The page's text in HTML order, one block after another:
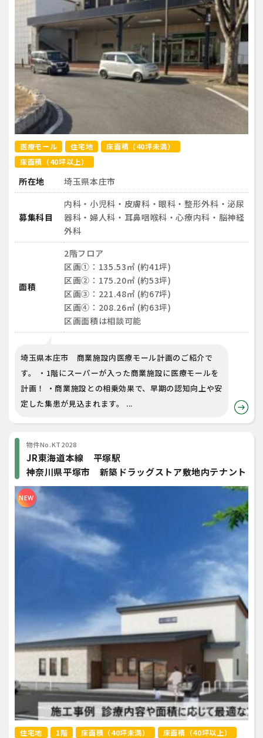
医療モール 住宅地
床面積（40坪未満）
床面積（40坪以上）
所在地 埼玉県本庄市
募集科目
内科・小児科・皮膚科・眼科・整形外科・泌尿
器科・婦人科・耳鼻咽喉科・心療内科・脳神経
外科
面積
2階フロア
区画①：135.53㎡ (約41坪)
区画②：175.20㎡ (約53坪)
区画③：221.48㎡ (約67坪)
区画④：208.26㎡ (約63坪)
区画面積は相談可能
埼玉県本庄市 商業施設内医療モール計画のご紹介で
す。 ・1階にスーパーが入った商業施設に医療モールを
計画！ ・商業施設との相乗効果で、早期の認知向上や安
定した集患が見込まれます。 ...
物件No.KT2028
JR東海道本線 平塚駅
神奈川県平塚市 新築ドラッグストア敷地内テナント
NEW
住宅地 1階 床面積（40坪未満） 床面積（40坪以上）